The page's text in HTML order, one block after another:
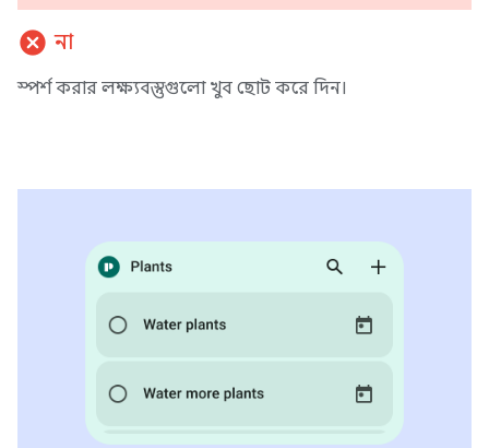
cancel না
স্পর্শ করার লক্ষ্যবস্তুগুলো খুব ছোট করে দিন।